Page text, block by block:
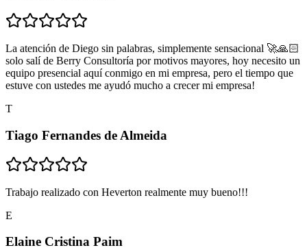
La atención de Diego sin palabras, simplemente sensacional 🚀🙏🏻
solo salí de Berry Consultoría por motivos mayores, hoy necesito un
equipo presencial aquí conmigo en mi empresa, pero el tiempo que
estuve con ustedes me ayudó mucho a crecer mi empresa!
T
Tiago Fernandes de Almeida
Trabajo realizado con Heverton realmente muy bueno!!!
E
Elaine Cristina Paim